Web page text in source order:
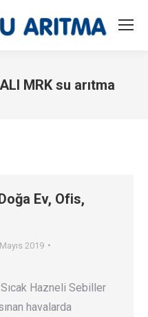
MRK su arıtma
Ev, Ofis,
2019
Hazneli Sebiller
havalarda